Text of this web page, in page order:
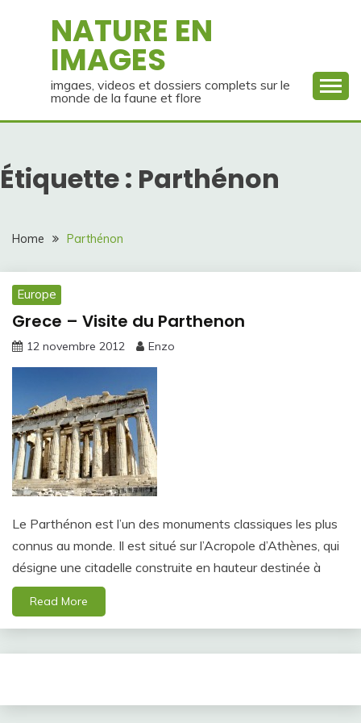
NATURE EN
IMAGES
imgaes, videos et dossiers complets sur le
monde de la faune et flore
Étiquette : Parthénon
Home Parthénon
Europe
Grece – Visite du Parthenon
12 novembre 2012 Enzo
Le Parthénon est l’un des monuments classiques les plus
connus au monde. Il est situé sur l’Acropole d’Athènes, qui
désigne une citadelle construite en hauteur destinée à
Read More